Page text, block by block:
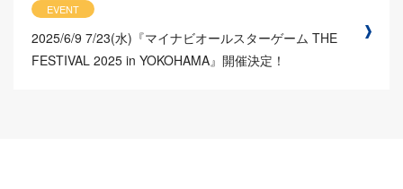
EVENT
2025/6/9 7/23(水)『マイナビオールスターゲーム THE
FESTIVAL 2025 in YOKOHAMA』開催決定！